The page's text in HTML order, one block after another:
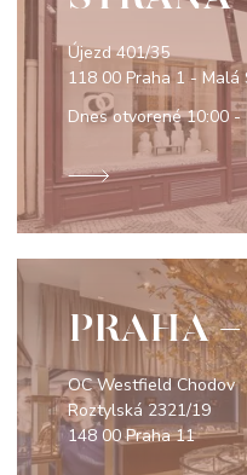
Újezd 401/35
118 00 Praha 1 - Malá
Dnes otvorené10:00 -
PRAHA
OC Westfield Chodov
Roztylská 2321/19
148 00 Praha 11